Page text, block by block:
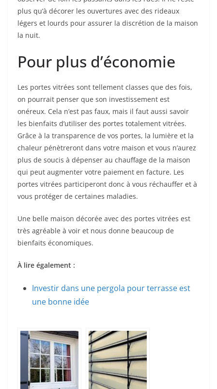
plus qu’à décorer les ouvertures avec des rideaux
légers et lourds pour assurer la discrétion de la maison
la nuit.
Pour plus d’économie
Les portes vitrées sont tellement classes que des fois,
on pourrait penser que son investissement est
onéreux. Cela n’est pas faux, mais il faut aussi savoir
les bienfaits d’utiliser des portes totalement vitrées.
Grâce à la transparence de vos portes, la lumière et la
chaleur pénètreront dans votre maison et vous n’aurez
plus de soucis à dépenser au chauffage de la maison
qui peut augmenter votre paiement en facture. Les
portes vitrées participeront donc à vous réchauffer et à
vous protéger de certaines maladies.
Une belle maison décorée avec des portes vitrées est
très agréable à voir et nous donne beaucoup de
bienfaits économiques.
À lire également :
Investir dans une pergola pour terrasse est
une bonne idée